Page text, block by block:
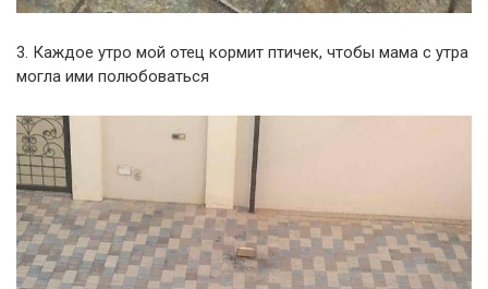
3. Каждое утро мой отец кормит птичек, чтобы мама с утра
могла ими полюбоваться